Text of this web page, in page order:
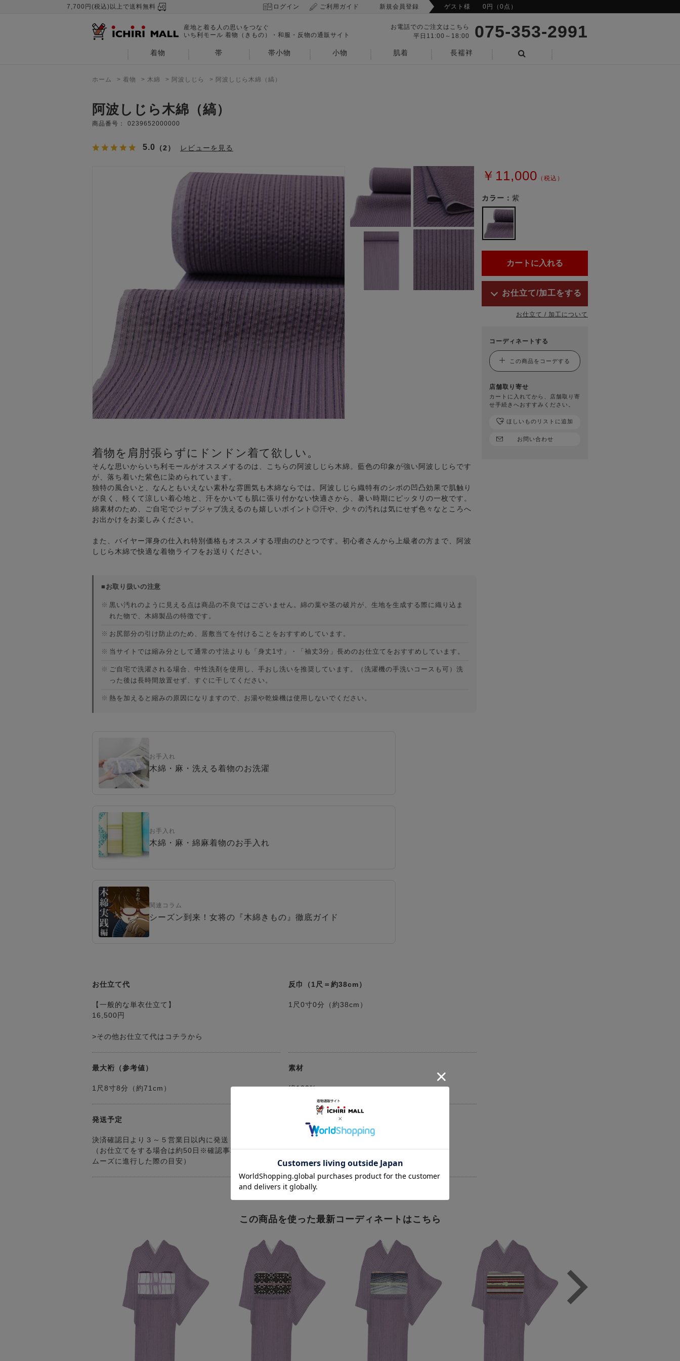
7,700円(税込)以上で送料無料 ログイン ご利用ガイド 新規会員登録 ゲスト様 0円（0点）
産地と着る人の思いをつなぐ
いち利モール 着物（きもの）・和服・反物の通販サイト
お電話でのご注文はこちら
平日11:00～18:00
075-353-2991
着物 帯 帯小物 小物 肌着
長襦袢
ホーム > 着物 > 木綿 > 阿波しじら > 阿波しじら木綿（縞）
阿波しじら木綿（縞）
商品番号： 0239652000000
5.0 （2） レビューを見る
着物を肩肘張らずにドンドン着て欲しい。
そんな思いからいち利モールがオススメするのは、こちらの阿波しじら木綿。藍色の印象が強い阿波しじらです
が、落ち着いた紫色に染められています。
独特の風合いと、なんともいえない素朴な雰囲気も木綿ならでは。阿波しじら織特有のシボの凹凸効果で肌触り
が良く、軽くて涼しい着心地と、汗をかいても肌に張り付かない快適さから、暑い時期にピッタリの一枚です。
綿素材のため、ご自宅でジャブジャブ洗えるのも嬉しいポイント◎汗や、少々の汚れは気にせず色々なところへ
お出かけをお楽しみください。
また、バイヤー渾身の仕入れ特別価格もオススメする理由のひとつです。初心者さんから上級者の方まで、阿波
しじら木綿で快適な着物ライフをお送りください。
■お取り扱いの注意
※ 黒い汚れのように見える点は商品の不良ではございません。綿の葉や茎の破片が、生地を生成する際に織り込ま
れた物で、木綿製品の特徴です。
※ お尻部分の引け防止のため、居敷当てを付けることをおすすめしています。
※ 当サイトでは縮み分として通常の寸法よりも「身丈1寸」・「袖丈3分」長めのお仕立てをおすすめしています。
※ ご自宅で洗濯される場合、中性洗剤を使用し、手おし洗いを推奨しています。（洗濯機の手洗いコースも可）洗
った後は長時間放置せず、すぐに干してください。
※ 熱を加えると縮みの原因になりますので、お湯や乾燥機は使用しないでください。
お手入れ
木綿・麻・洗える着物のお洗濯
お手入れ
木綿・麻・綿麻着物のお手入れ
関連コラム
シーズン到来！女将の『木綿きもの』徹底ガイド
お仕立て代
【一般的な単衣仕立て】
16,500円
>その他お仕立て代はコチラから
反巾（1尺＝約38cm）
1尺0寸0分（約38cm）
最大裄（参考値）
1尺8寸8分（約71cm）
素材
綿100%
発送予定
決済確認日より３～５営業日以内に発送
（お仕立てをする場合は約50日※確認事項がなく、ス
ムーズに進行した際の目安）
この商品を使った最新コーディネートはこちら
￥11,000 （税込）
カラー： 紫
お仕立て/加工をする
お仕立て / 加工について
コーディネートする
この商品をコーデする
店舗取り寄せ
カートに入れてから、店舗取り寄
せ手続きへおすすみください。
お問い合わせ
ほしいものリストに追加